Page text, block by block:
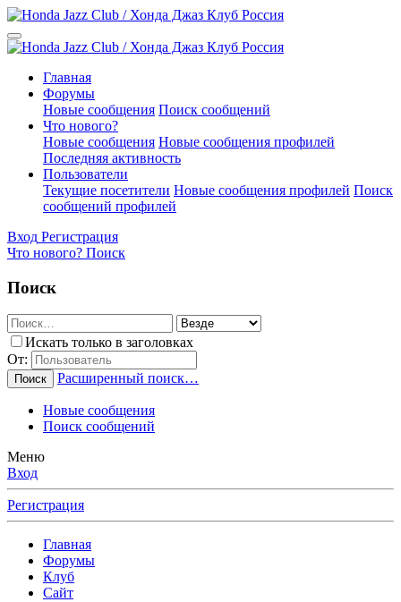
Главная
Форумы
Новые сообщения Поиск сообщений
Что нового?
Новые сообщения Новые сообщения профилей
Последняя активность
Пользователи
Текущие посетители Новые сообщения профилей Поиск
сообщений профилей
Вход Регистрация
Что нового? Поиск
Поиск
Искать только в заголовках
От:
Поиск Расширенный поиск…
Новые сообщения
Поиск сообщений
Меню
Вход
Регистрация
Главная
Форумы
Клуб
Сайт